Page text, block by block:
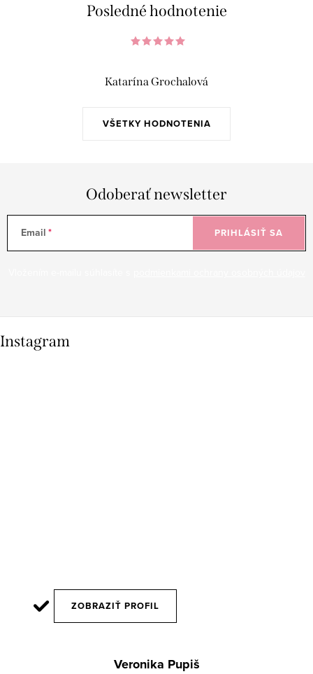
Posledné hodnotenie
VŠETKY HODNOTENIA
Katarína Grochalová
Odoberať newsletter
Email PRIHLÁSIŤ SA
Instagram
ZOBRAZIŤ PROFIL
Veronika Pupiš